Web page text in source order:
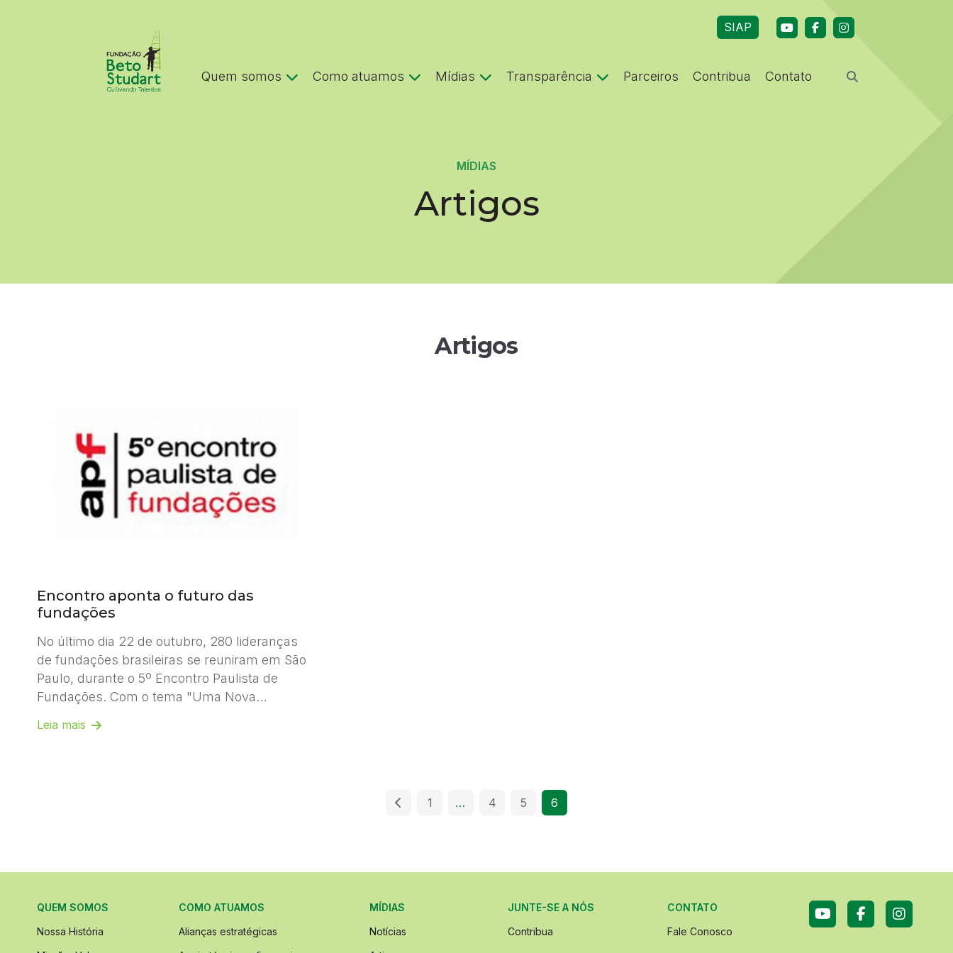
SIAP
Quem somos Como atuamos Mídias Transparência Parceiros Contribua Contato
MÍDIAS
Artigos
Artigos
Encontro aponta o futuro das
fundações
No último dia 22 de outubro, 280 lideranças
de fundações brasileiras se reuniram em São
Paulo, durante o 5º Encontro Paulista de
Fundações. Com o tema "Uma Nova
Colaborativo".
Leia mais
1 … 4 5 6
QUEM SOMOS
Nossa História
COMO ATUAMOS
Alianças estratégicas
MÍDIAS
Notícias
JUNTE-SE A NÓS
Contribua
CONTATO
Fale Conosco